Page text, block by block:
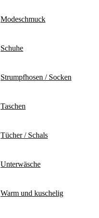
Modeschmuck
Schuhe
Strumpfhosen / Socken
Taschen
Tücher / Schals
Unterwäsche
Warm und kuschelig